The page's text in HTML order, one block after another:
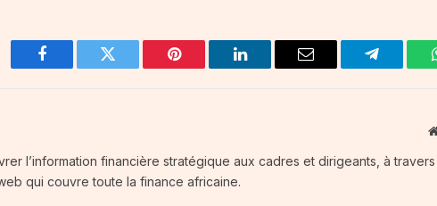
Facebook Twitter Pinterest LinkedIn Email Telegram
l’information financière stratégique aux cadres et dirigeants, à
qui couvre toute la finance africaine.